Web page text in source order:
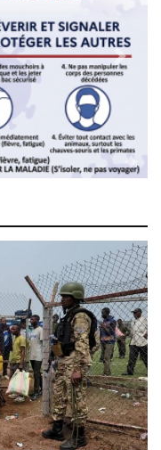
Next